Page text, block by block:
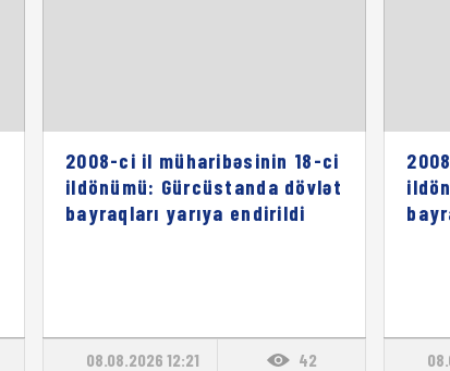
2008-ci il müharibəsinin 18-ci
ildönümü: Gürcüstanda dövlət
bayraqları yarıya endirildi
08.08.2026 12:21 42